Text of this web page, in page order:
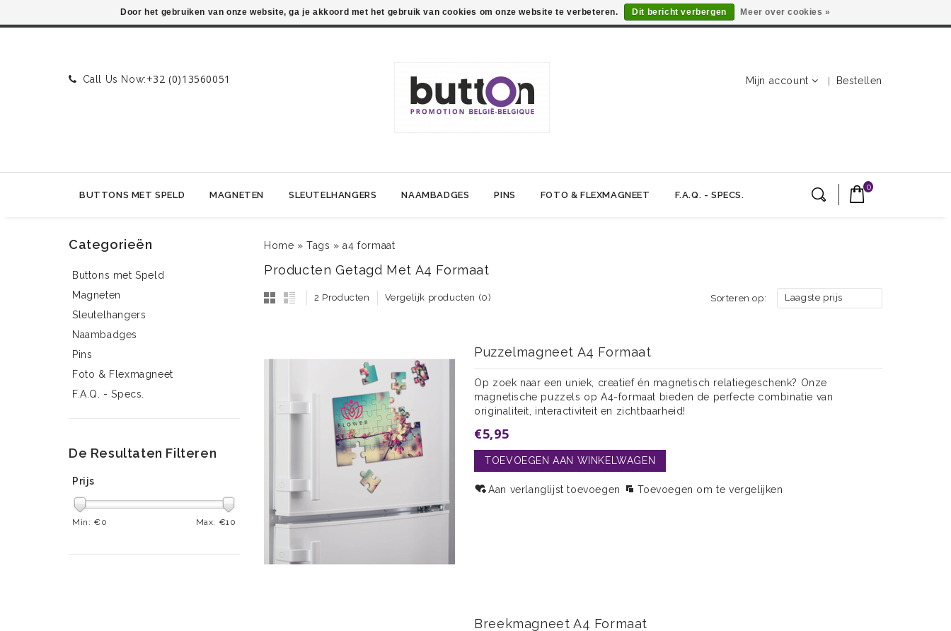
Call Us Now:+32 (0)13560051 Mijn account Bestellen
BUTTONS MET SPELD MAGNETEN SLEUTELHANGERS NAAMBADGES PINS FOTO & FLEXMAGNEET F.A.Q. - SPECS.
0
Home »Tags »a4 formaat
Producten Getagd Met A4 Formaat
2 Producten Vergelijk producten (0) Sorteren op: Laagste prijs
Puzzelmagneet A4 Formaat
Op zoek naar een uniek, creatief én magnetisch relatiegeschenk? Onze
magnetische puzzels op A4-formaat bieden de perfecte combinatie van
originaliteit, interactiviteit en zichtbaarheid!
€5,95
TOEVOEGEN AAN WINKELWAGEN
Aan verlanglijst toevoegen Toevoegen om te vergelijken
Breekmagneet A4 Formaat
Categorieën
Buttons met Speld
Magneten
Sleutelhangers
Naambadges
Pins
Foto & Flexmagneet
F.A.Q. - Specs.
De Resultaten Filteren
Prijs
Min: €0 Max: €10
Door het gebruiken van onze website, ga je akkoord met het gebruik van cookies om onze website te verbeteren. Dit bericht verbergen Meer over cookies »